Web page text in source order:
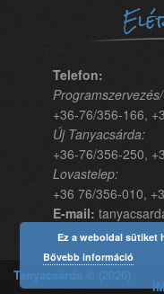
Telefon:
+36-76/356-166,
Új Tanyacsárda:
+36-76/356-250,
Lovastelep:
+36 76/356-010,
E-mail:
Tanyacsárda © (2026)
Ez a weboldal sütiket
Bővebb információ